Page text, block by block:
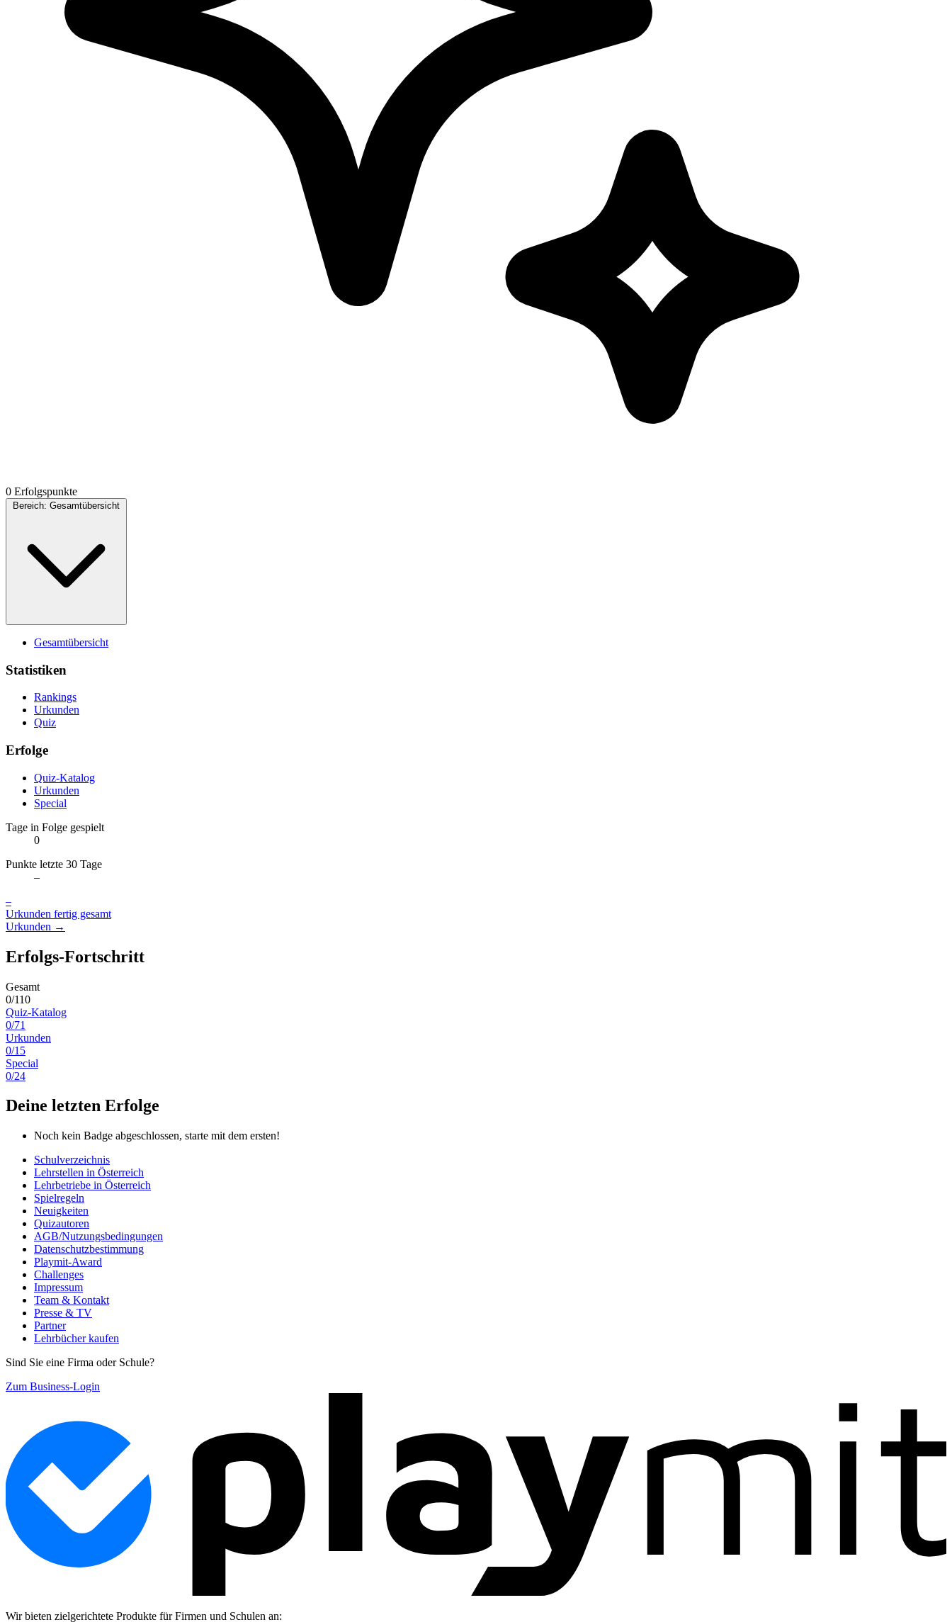
0 Erfolgspunkte
Bereich: Gesamtübersicht
Gesamtübersicht
Statistiken
Rankings
Urkunden
Quiz
Erfolge
Quiz-Katalog
Urkunden
Special
Tage in Folge gespielt
0
Punkte letzte 30 Tage
–
–
Urkunden fertig gesamt
Urkunden →
Erfolgs-Fortschritt
Gesamt
0/110
Quiz-Katalog
0/71
Urkunden
0/15
Special
0/24
Deine letzten Erfolge
Noch kein Badge abgeschlossen, starte mit dem ersten!
Schulverzeichnis
Lehrstellen in Österreich
Lehrbetriebe in Österreich
Spielregeln
Neuigkeiten
Quizautoren
AGB/Nutzungsbedingungen
Datenschutzbestimmung
Playmit-Award
Challenges
Impressum
Team & Kontakt
Presse & TV
Partner
Lehrbücher kaufen
Sind Sie eine Firma oder Schule?
Zum Business-Login
Wir bieten zielgerichtete Produkte für Firmen und Schulen an: